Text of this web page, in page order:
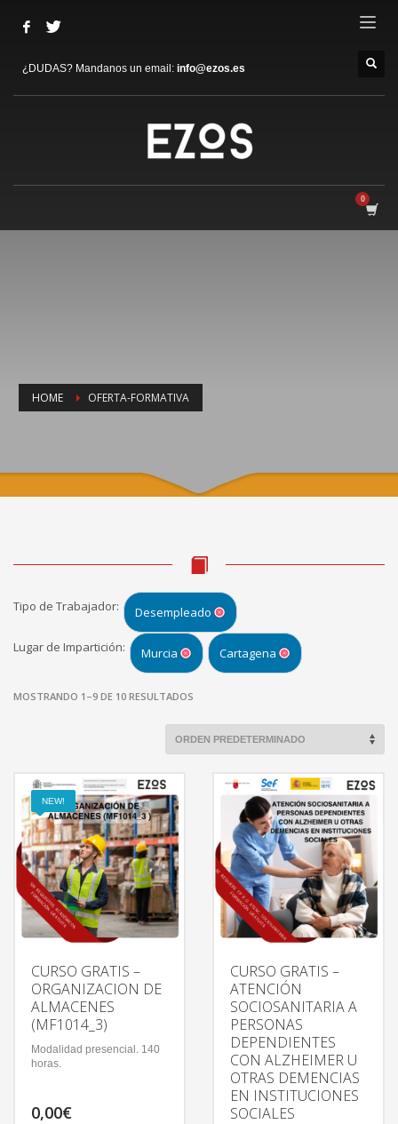
¿DUDAS? Mandanos un email: info@ezos.es
HOME OFERTA-FORMATIVA
Tipo de Trabajador: Desempleado
Lugar de Impartición: Murcia Cartagena
MOSTRANDO 1–9 DE 10 RESULTADOS
NEW!
CURSO GRATIS –
ORGANIZACION DE
ALMACENES
(MF1014_3)
Modalidad presencial. 140
horas.
0,00€
CURSO GRATIS –
ATENCIÓN
SOCIOSANITARIA A
PERSONAS
DEPENDIENTES
CON ALZHEIMER U
OTRAS DEMENCIAS
EN INSTITUCIONES
SOCIALES